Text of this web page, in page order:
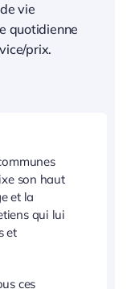
vie
quotidienne
prix.
son haut
et la
qui lui
et
ces